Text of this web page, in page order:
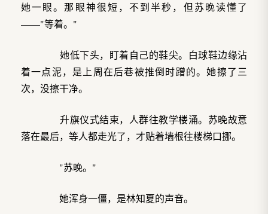
她一眼。那眼神很短，不到半秒，但苏晚读懂了
——"等着。"
她低下头，盯着自己的鞋尖。白球鞋边缘沾
着一点泥，是上周在后巷被推倒时蹭的。她擦了三
次，没擦干净。
升旗仪式结束，人群往教学楼涌。苏晚故意
落在最后，等人都走光了，才贴着墙根往楼梯口挪。
"苏晚。"
她浑身一僵，是林知夏的声音。